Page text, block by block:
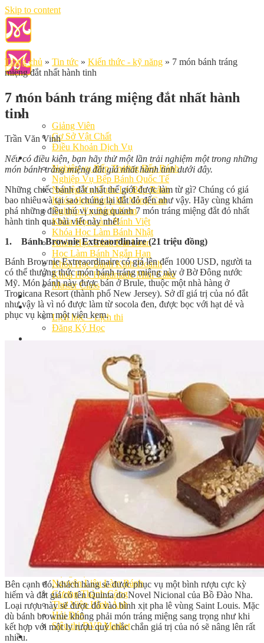
Skip to content
Giảng Viên
Cơ Sở Vật Chất
Điều Khoản Dịch Vụ
Học Làm Bánh
Nghiệp vụ Bếp Trưởng Bếp Bánh
Nghiệp Vụ Bếp Bánh Quốc Tế
Nghiệp Vụ Quản Lý Bếp Bánh
Khóa Học Bánh Mì Nâng Cao
Nghiệp Vụ Bánh Kem
Khóa Học Làm Bánh Việt
Khóa Học Làm Bánh Nhật
Khóa Học Bánh Đài Loan
Học Làm Bánh Ngắn Hạn
Khóa Học Bánh Kinh Doanh
Khóa Học Handmade Mini Cake
Master Class
Chuyên Đề
Khai Giảng
Lịch học – Lịch thi
Đăng Ký Học
Cách Làm Bánh Âu
Cách Làm Bánh Kem
Cách Làm Bánh Mì
Cách Làm Bánh Trung Thu
Cách Làm Bánh Flan
Cách Làm Bánh Bao
Cách Làm Bánh Bông Lan
Cách Làm Bánh Su Kem
Cách làm bánh CupCake
Cách Làm Bánh Pizza
Cách làm bánh chay
Cách Làm Kẹo – Mứt
Video
Tin tức
Tin Tổng Hợp
Hướng Nghiệp Á Âu
Bếp Nhà Kate
Kinh Nghiệm Kinh Doanh
Cơ Hội Việc Làm
Kiến Thức – Kỹ Năng
Nguyên Liệu Làm Bánh
Gương Thành Công
Thư Viện Hình Ảnh
Hỏi Đáp
Siêu thị ĐVP Market
Trang chủ » Tin tức » Kiến thức - kỹ năng » 7 món bánh tráng
miệng đắt nhất hành tinh
7 món bánh tráng miệng đắt nhất hành
tinh
Trần Văn Vinh
Nếu có điều kiện, bạn hãy thử một lần trải nghiệm một trong những
món bánh tráng miệng đắt giá nhất hành tinh dưới đây.
Những chiếc bánh đắt nhất thế giới được làm từ gì? Chúng có giá
bao nhiêu và tại sao chúng lại đắt đỏ đến như vậy. Hãy cùng khám
phá những điều thú vị xung quanh 7 món tráng miệng đắt đỏ nhất
hành tinh qua bài viết này nhé!
1. Bánh Brownie Extreaordinaire (21 triệu đồng)
Bánh Brownie Extreaordinaire có giá lên đến 1000 USD, người ta
có thể thưởng thức món bánh tráng miệng này ở Bờ Đông nước
Mỹ. Món bánh này được bán ở Brule, thuộc một nhà hàng ở
Tropicana Resort (thành phố New Jersey). Sở dĩ giá trị của nó đắt
như vậy là vì nó được làm từ socola đen, được bọc với hạt dẻ và
phục vụ kèm một viên kem.
Bên cạnh đó, khách hàng sẽ được phục vụ một bình rượu cực kỳ
hiếm và đắt giá có tên Quinta do Novel Nicional của Bồ Đào Nha.
Loại rượu này sẽ được đổ vào bình xịt pha lê vùng Saint Louis. Mặc
dù bánh brownie không phải món tráng miệng sang trọng như khi
kết hợp với một ly rượu quý chắc chắn giá trị của nó sẽ nâng lên rất
nhiều.